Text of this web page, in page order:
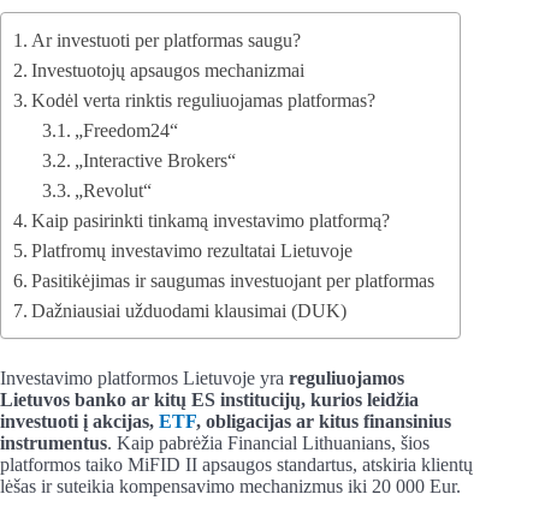
Ar investuoti per platformas saugu?
Investuotojų apsaugos mechanizmai
Kodėl verta rinktis reguliuojamas platformas?
„Freedom24“
„Interactive Brokers“
„Revolut“
Kaip pasirinkti tinkamą investavimo platformą?
Platfromų investavimo rezultatai Lietuvoje
Pasitikėjimas ir saugumas investuojant per platformas
Dažniausiai užduodami klausimai (DUK)
Investavimo platformos Lietuvoje yra reguliuojamos
Lietuvos banko ar kitų ES institucijų, kurios leidžia
investuoti į akcijas, ETF, obligacijas ar kitus finansinius
instrumentus. Kaip pabrėžia Financial Lithuanians, šios
platformos taiko MiFID II apsaugos standartus, atskiria klientų
lėšas ir suteikia kompensavimo mechanizmus iki 20 000 Eur.